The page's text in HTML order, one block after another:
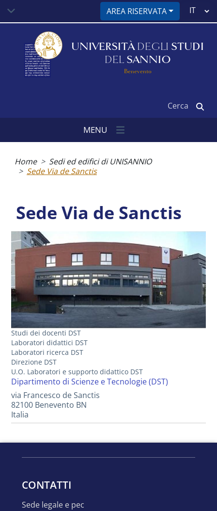
contenuto
AREA RISERVATA
Select
UNIVERSITÀ DEGLI STUDI
DEL SANNIO
Benevento
MENU
pane
Home
Sedi ed edifici di UNISANNIO
Sede Via de Sanctis
Sede Via de Sanctis
Studi dei docenti DST
Laboratori didattici DST
Laboratori ricerca DST
Direzione DST
U.O. Laboratori e supporto didattico DST
Dipartimento di Scienze e Tecnologie (DST)
via Francesco de Sanctis
82100 Benevento BN
Italia
CONTATTI
sede legale e pec